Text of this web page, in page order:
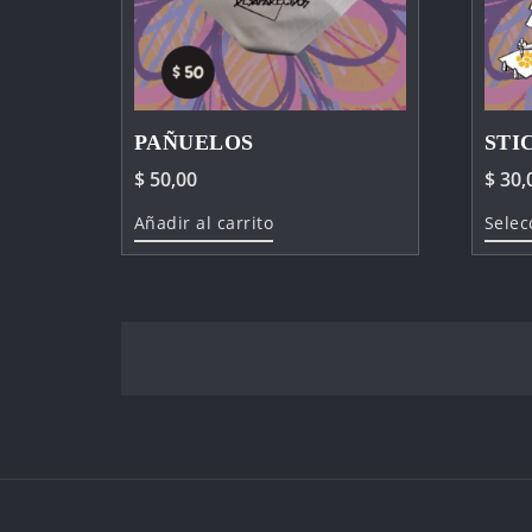
PAÑUELOS
$ 50,00
Añadir al carrito
$